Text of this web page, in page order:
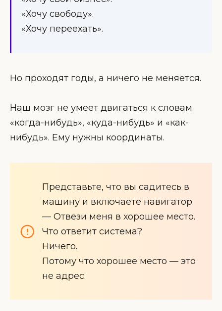
«Хочу свободу».
«Хочу переехать».
Но проходят годы, а ничего не меняется.
Наш мозг не умеет двигаться к словам
«когда-нибудь», «куда-нибудь» и «как-
нибудь». Ему нужны координаты.
Представьте, что вы садитесь в
машину и включаете навигатор.
— Отвези меня в хорошее место.
Что ответит система?
Ничего.
Потому что хорошее место — это
не адрес.